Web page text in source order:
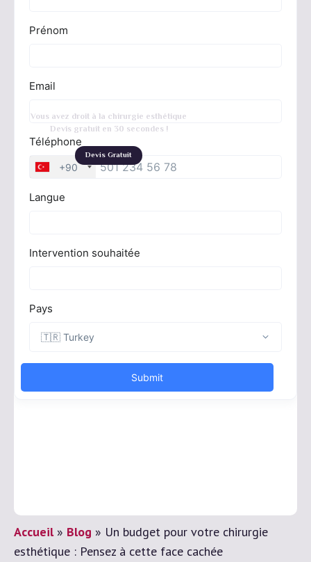
Vous avez droit à la chirurgie esthétique
Devis gratuit en 30 secondes !
Devis Gratuit
Accueil» Blog » Un budget pour votre chirurgie
esthétique : Pensez à cette face cachée